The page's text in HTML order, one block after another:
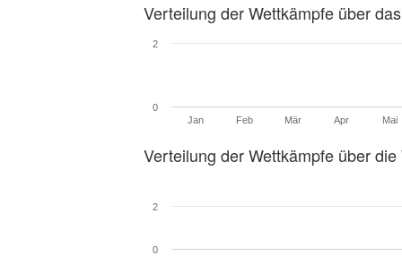
Verteilung der Wettkämpfe über
Jan Feb Mär Apr Mai
0
2
Verteilung der Wettkämpfe über die
0
2